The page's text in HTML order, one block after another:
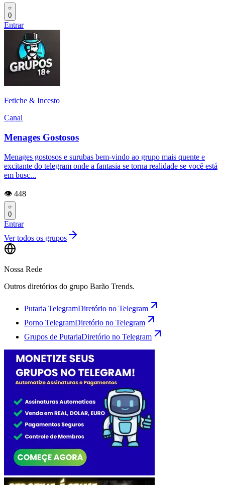
0
Entrar
Fetiche & Incesto
Canal
Menages Gostosos
Menages gostosos e surubas bem-vindo ao grupo mais quente e
excitante do telegram onde a fantasia se torna realidade se você está
em busc...
👁️ 448
0
Entrar
Ver todos os grupos
Nossa Rede
Outros diretórios do grupo Barão Trends.
Putaria TelegramDiretório no Telegram
Porno TelegramDiretório no Telegram
Grupos de PutariaDiretório no Telegram